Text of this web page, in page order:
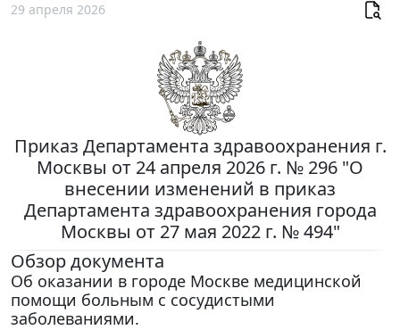
29 апреля 2026
Приказ Департамента здравоохранения г.
Москвы от 24 апреля 2026 г. № 296 "О
внесении изменений в приказ
Департамента здравоохранения города
Москвы от 27 мая 2022 г. № 494"
Обзор документа
Об оказании в городе Москве медицинской
помощи больным с сосудистыми
заболеваниями.